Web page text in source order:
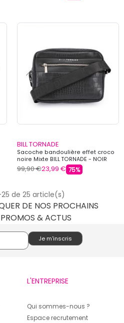
BILL TORNADE
Sacoche bandoulière effet croco
noire Mixte BILL TORNADE - NOIR
99,90 €23,99 € 75%
de 25 article(s)
DE NOS PROCHAINS
& ACTUS
L'ENTREPRISE
Qui sommes-nous ?
Espace recrutement